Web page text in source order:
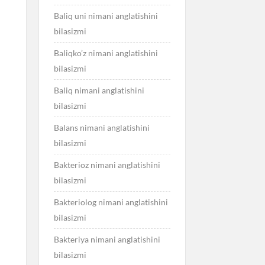
Baliq uni nimani anglatishini
bilasizmi
Baliqko’z nimani anglatishini
bilasizmi
Baliq nimani anglatishini
bilasizmi
Balans nimani anglatishini
bilasizmi
Bakterioz nimani anglatishini
bilasizmi
Bakteriolog nimani anglatishini
bilasizmi
Bakteriya nimani anglatishini
bilasizmi